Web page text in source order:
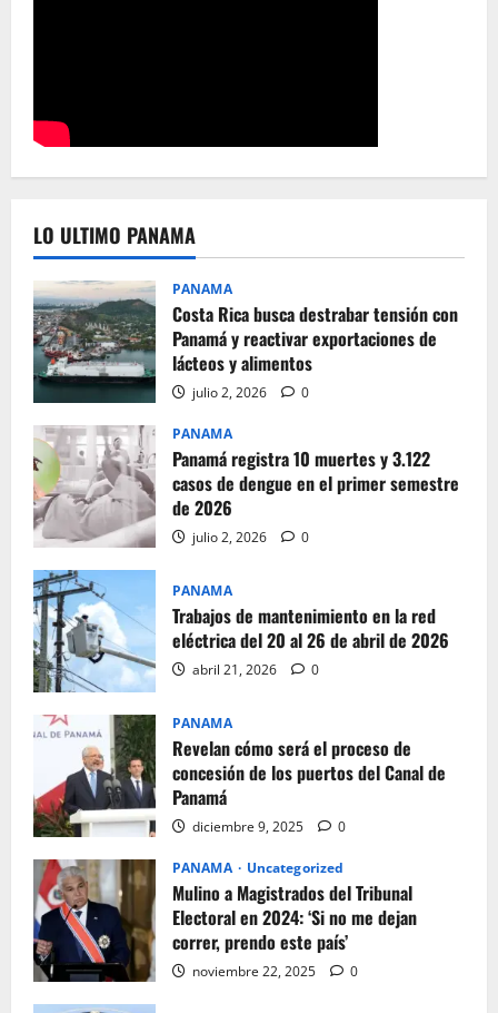
LO ULTIMO PANAMA
PANAMA
Costa Rica busca destrabar tensión con
Panamá y reactivar exportaciones de
lácteos y alimentos
julio 2, 2026 0
PANAMA
Panamá registra 10 muertes y 3.122
casos de dengue en el primer semestre
de 2026
julio 2, 2026 0
PANAMA
Trabajos de mantenimiento en la red
eléctrica del 20 al 26 de abril de 2026
abril 21, 2026 0
PANAMA
Revelan cómo será el proceso de
concesión de los puertos del Canal de
Panamá
diciembre 9, 2025 0
PANAMA Uncategorized
Mulino a Magistrados del Tribunal
Electoral en 2024: ‘Si no me dejan
correr, prendo este país’
noviembre 22, 2025 0